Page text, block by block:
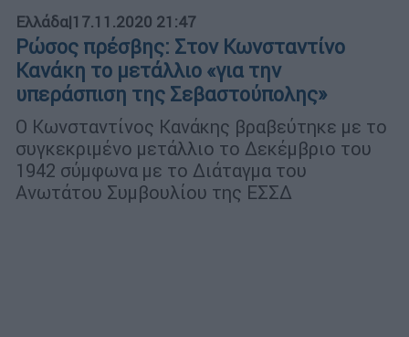
Ελλάδα|17.11.2020 21:47
Ρώσος πρέσβης: Στον Κωνσταντίνο
Κανάκη το μετάλλιο «για την
υπεράσπιση της Σεβαστούπολης»
O Κωνσταντίνος Κανάκης βραβεύτηκε με το
συγκεκριμένο μετάλλιο το Δεκέμβριο του
1942 σύμφωνα με το Διάταγμα του
Ανωτάτου Συμβουλίου της ΕΣΣΔ